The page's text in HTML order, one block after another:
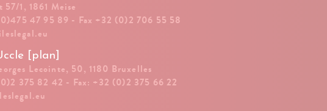
57/1, 1861 Meise
47 95 89 - Fax +32 (0)2 706 55 58
[plan]
Lecointe, 50, 1180 Bruxelles
375 82 42 - Fax: +32 (0)2 375 66 22